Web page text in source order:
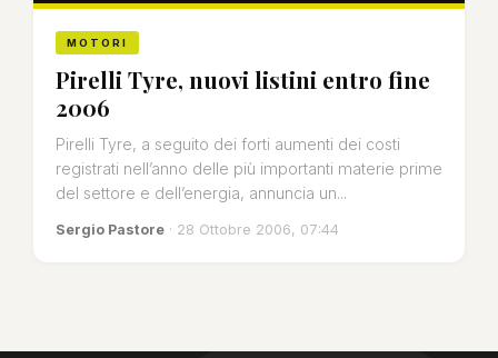
MOTORI
Pirelli Tyre, nuovi listini entro fine
2006
Pirelli Tyre, a seguito dei forti aumenti dei costi
registrati nell’anno delle più importanti materie prime
del settore e dell’energia, annuncia un...
Sergio Pastore · 28 Ottobre 2006, 07:44